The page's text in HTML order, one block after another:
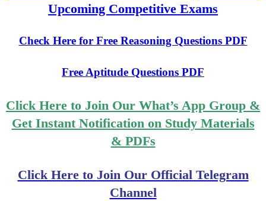
Upcoming Competitive Exams
Check Here for Free Reasoning Questions PDF
Free Aptitude Questions PDF
Click Here to Join Our What’s App Group &
Get Instant Notification on Study Materials
& PDFs
Click Here to Join Our Official Telegram
Channel